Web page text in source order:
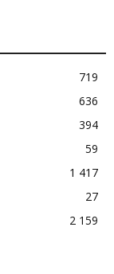
719
636
394
59
1 417
27
2 159